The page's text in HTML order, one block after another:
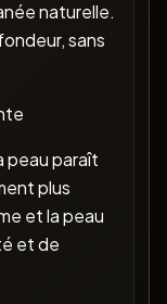
naturelle.
sans
peau paraît
plus
et la peau
et de